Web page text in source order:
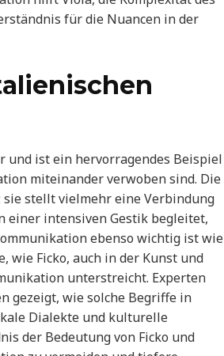
für die Nuancen in der
ist ein hervorragendes Beispiel
miteinander verwoben sind. Die
sie stellt vielmehr eine Verbindung
einer intensiven Gestik begleitet,
ebenso wichtig ist wie
wie Ficko, auch in der Kunst und
unterstreicht. Experten
gezeigt, wie solche Begriffe in
Dialekte und kulturelle
der Bedeutung von Ficko und